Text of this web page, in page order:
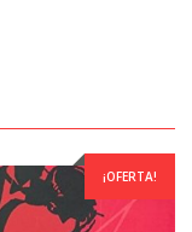
¡OFERTA!